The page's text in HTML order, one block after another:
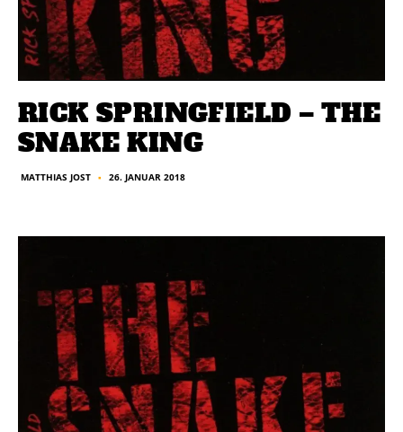
RICK SPRINGFIELD – THE
SNAKE KING
MATTHIAS JOST ■ 26. JANUAR 2018